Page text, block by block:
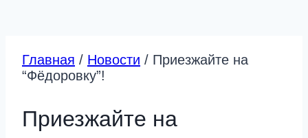
Главная / Новости / Приезжайте на
“Фёдоровку”!
Приезжайте на